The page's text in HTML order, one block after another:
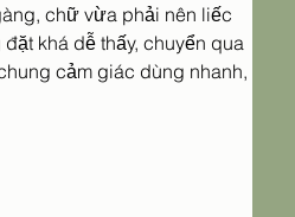
chữ vừa phải nên liếc
khá dễ thấy, chuyển qua
cảm giác dùng nhanh,